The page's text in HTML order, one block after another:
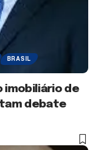
BRASIL
imobiliário de
debate